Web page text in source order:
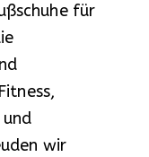
für
wir